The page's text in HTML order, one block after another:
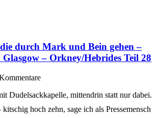
durch Mark und Bein gehen –
Glasgow – Orkney/Hebrides Teil 28
Dudelsackkapelle, mittendrin statt nur dabei.
hoch zehn, sage ich als Pressemensch